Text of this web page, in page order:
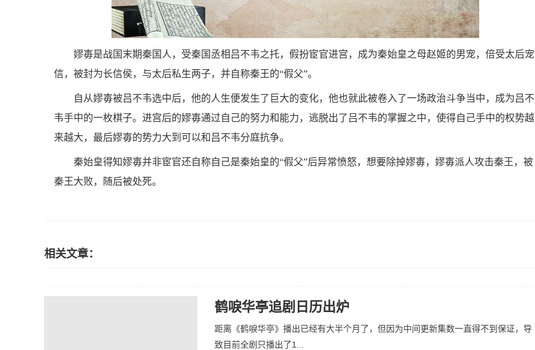
嫪毐是战国末期秦国人，受秦国丞相吕不韦之托，假扮宦官进宫，成为秦始皇之母赵姬的男宠，倍受太后宠
信，被封为长信侯，与太后私生两子，并自称秦王的“假父”。
自从嫪毐被吕不韦选中后，他的人生便发生了巨大的变化，他也就此被卷入了一场政治斗争当中，成为吕不
韦手中的一枚棋子。进宫后的嫪毐通过自己的努力和能力，逃脱出了吕不韦的掌握之中，使得自己手中的权势越
来越大，最后嫪毐的势力大到可以和吕不韦分庭抗争。
秦始皇得知嫪毐并非宦官还自称自己是秦始皇的“假父”后异常愤怒，想要除掉嫪毐，嫪毐派人攻击秦王，被
秦王大败，随后被处死。
相关文章：
鹤唳华亭追剧日历出炉
距离《鹤唳华亭》播出已经有大半个月了，但因为中间更新集数一直得不到保证，导
致目前全剧只播出了1...